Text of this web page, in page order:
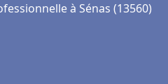
à Sénas (13560)